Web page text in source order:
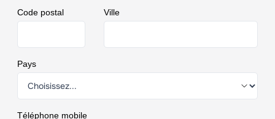
Code postal Ville
Pays
Téléphone mobile